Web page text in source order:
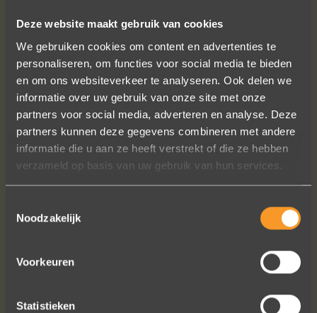
Deze website maakt gebruik van cookies
We gebruiken cookies om content en advertenties te
personaliseren, om functies voor social media te bieden
en om ons websiteverkeer te analyseren. Ook delen we
informatie over uw gebruik van onze site met onze
partners voor social media, adverteren en analyse. Deze
partners kunnen deze gegevens combineren met andere
informatie die u aan ze heeft verstrekt of die ze hebben
verzameld op basis van uw gebruik van hun services.
Noodzakelijk
Voorkeuren
Statistieken
VOLG ONS OP SOCIALE MEDIA
Wat een prachtige ervaring ! Heel